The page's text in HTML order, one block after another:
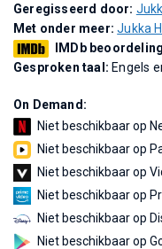
Geregisseerd door:
Met onder meer:Jukka
IMDb
Gesproken taal: Engels
On Demand:
Niet beschikbaar op
Niet beschikbaar op
Niet beschikbaar op
Niet beschikbaar op
Niet beschikbaar op
Niet beschikbaar op